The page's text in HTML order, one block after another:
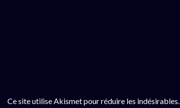
Ce site utilise Akismet pour réduire les indésirables.